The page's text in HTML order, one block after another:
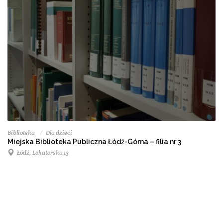
Biblioteka Dla dzieci
Miejska Biblioteka Publiczna Łódź-Górna – filia nr 3
Łódź, Lokatorska 13